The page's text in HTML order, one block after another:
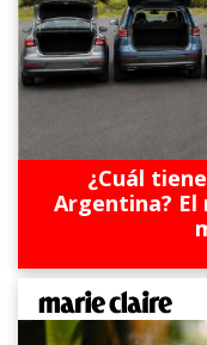
¿Cuál
Argentina? El